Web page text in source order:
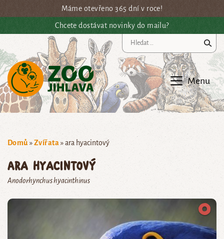
Přejít na hlavní obsahMáme otevřeno 365 dní v roce!
Chcete dostávat novinky do mailu?
Menu
Domů »Zvířata»ara hyacintový
ara hyacintový
Anodorhynchus hyacinthinus